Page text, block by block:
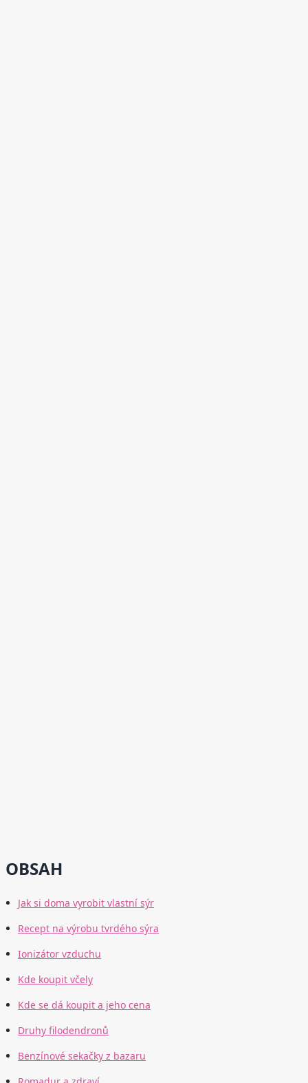
OBSAH
Jak si doma vyrobit vlastní sýr
Recept na výrobu tvrdého sýra
Ionizátor vzduchu
Kde koupit včely
Kde se dá koupit a jeho cena
Druhy filodendronů
Benzínové sekačky z bazaru